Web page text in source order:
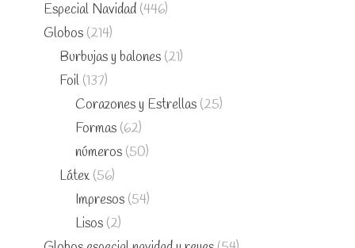
Especial Navidad (446)
Globos (214)
Burbujas y balones (21)
Foil (137)
Corazones y Estrellas (25)
Formas (62)
números (50)
Látex (56)
Impresos (54)
Lisos (2)